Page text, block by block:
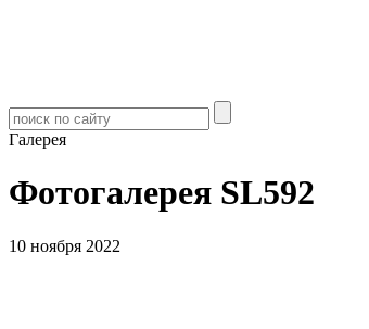
Галерея
Фотогалерея SL592
10 ноября 2022